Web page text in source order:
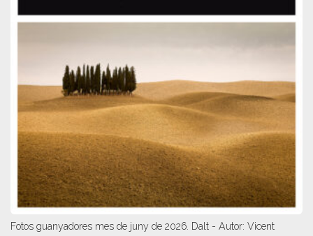
Fotos guanyadores mes de juny de 2026. Dalt - Autor: Vicent